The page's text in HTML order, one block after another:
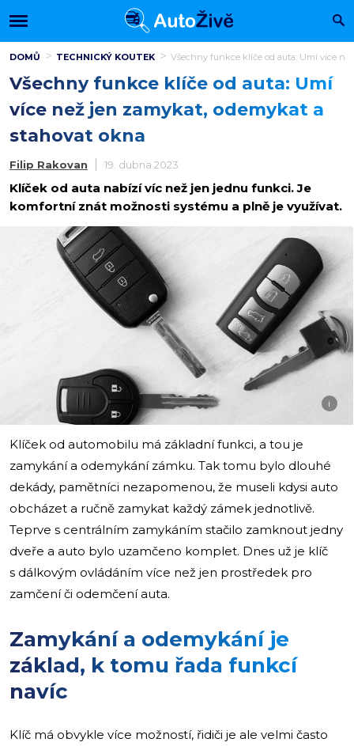
DOMŮ TECHNICKÝ KOUTEK Všechny funkce klíče od auta: Umí více
Všechny funkce klíče od auta: Umí
více než jen zamykat, odemykat a
stahovat okna
Filip Rakovan 19. dubna 2023
Klíček od auta nabízí víc než jen jednu funkci. Je
komfortní znát možnosti systému a plně je využívat.
i
Klíček od automobilu má základní funkci, a tou je
zamykání a odemykání zámku. Tak tomu bylo dlouhé
dekády, pamětníci nezapomenou, že museli kdysi auto
obcházet a ručně zamykat každý zámek jednotlivě.
Teprve s centrálním zamykáním stačilo zamknout jedny
dveře a auto bylo uzamčeno komplet. Dnes už je klíč
s dálkovým ovládáním více než jen prostředek pro
zamčení či odemčení auta.
Zamykání a odemykání je
základ, k tomu řada funkcí
navíc
Klíč má obvykle více možností, řidiči je ale velmi často